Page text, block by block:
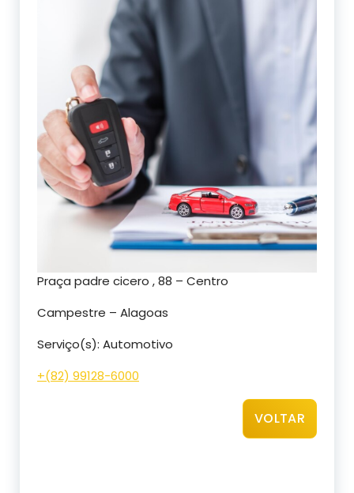
Praça padre cicero , 88 – Centro
Campestre – Alagoas
Serviço(s): Automotivo
+(82) 99128-6000
VOLTAR